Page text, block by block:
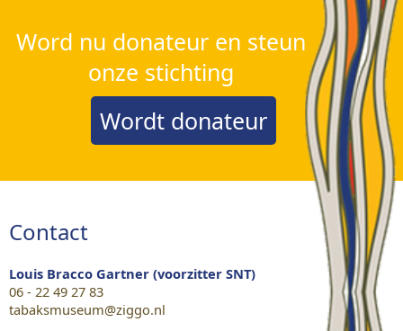
Word nu donateur en steun
onze stichting
Wordt donateur
Contact
Louis Bracco Gartner (voorzitter SNT)
06 - 22 49 27 83
tabaksmuseum@ziggo.nl